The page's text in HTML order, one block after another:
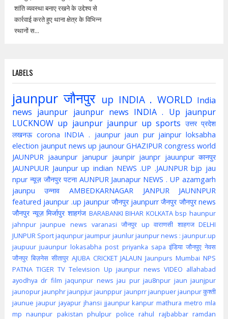
शांति व्यवस्था बनाए रखने के उद्देश्य से
कार्रवाई करते हुए थाना क्षेत्र के विभिन्न
स्थानों स...
LABELS
jaunpur जौनपुर up INDIA . WORLD India
news jaunpur jaunpur news INDIA . Up jaunpur
LUCKNOW up jaunpur jaunpur up sports उत्तर प्रदेश
लखनऊ corona INDIA . jaunpur jaun pur jainpur loksabha
election jaunput news up jaunour GHAZIPUR congress world
JAUNPUR jaaunpur janupur jaunpir jaunpr jauunpur कानपुर
JAUNPUUR Jaunpur up indian NEWS .UP .JAUNPUR bjp jau
npur न्यूज़ जौनपुर पटना AUNPUR Jaunapur NEWS . UP azamgarh
jaunpu
उन्नाव AMBEDKARNAGAR JANPUR
JAUNNPUR
featured jaunpur .up jaunpur जौनपुर jaunpurr जैनपुर जौनपुर news
जौनपुर न्यूज़ मिर्जापुर शाहगंज BARABANKI BIHAR KOLKATA bsp haunpur
jahnpur jaunpue news varanasi जौनपुर up वाराणसी शाहगज DELHI
JUNPUR Sportjaqunpurjaumpur jaunlurjaunpur news : jaunpur.up
jaupuur juaunpur lokasabha post priyanka sapa इंडिया जौनपुए नेवस
जौनपुर बिज़नेस सीतापुर AJUBA CRICKET JALAUN Jaunpurs Mumbai NPS
PATNA TIGER TV Television Up jaunpur news VIDEO allahabad
ayodhya dr film jaqunpur news jau pur jau8npur jaun jaunjpur
jaunopurjaunphrjaunpjurjaunppur jaunprrjaunpuerjaunpur कुश्ती
jaunue jaupur jayapur jhansi jjaunpur kanpur mathura metro mla
mp naunpur pakistan phulpur police rahul rajbabbar ramdan